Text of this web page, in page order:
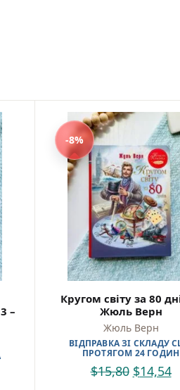
–
-8%
Кругом світу за 80
Жюль Верн
Жюль Верн
ВІДПРАВКА ЗІ СКЛАДУ
ПРОТЯГОМ 24 ГОДИН
$15,80 $14,54